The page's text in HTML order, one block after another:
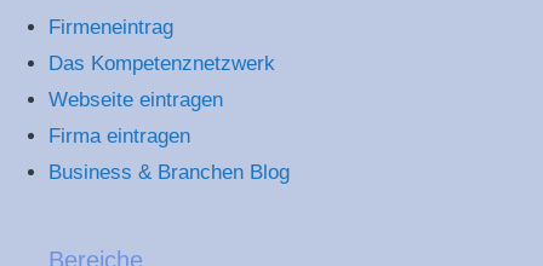
Firmeneintrag
Das Kompetenznetzwerk
Webseite eintragen
Firma eintragen
Business & Branchen Blog
Bereiche